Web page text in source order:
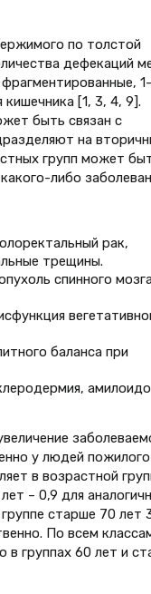
по толстой
дефекаций
[1, 3, 4, 9].
быть связан с
на
групп может
либо
рак,
трещины.
спинного
баланса при
у людей
в возрастной
– 0,9 для
старше 70 лет
По всем
группах 60 лет и